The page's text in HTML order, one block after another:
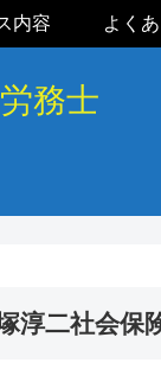
労務士
内容 よく
淳二社会保